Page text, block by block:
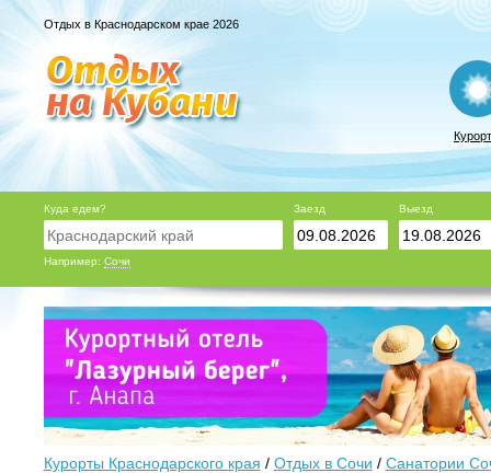
Отдых в Краснодарском крае 2026
Куда едем?
Например: Сочи
Заезд Выезд
Курорты Краснодарского края / Отдых в Сочи / Санатории